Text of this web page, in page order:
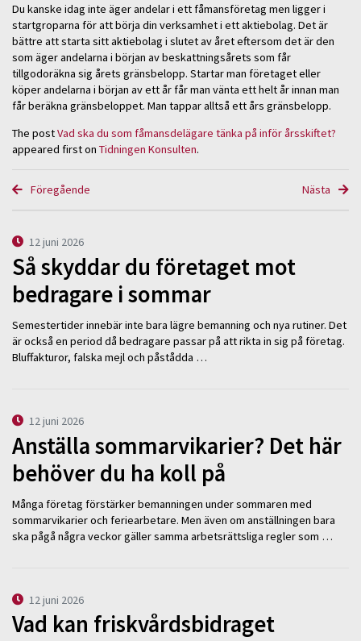
Du kanske idag inte äger andelar i ett fåmansföretag men ligger i
startgroparna för att börja din verksamhet i ett aktiebolag. Det är
bättre att starta sitt aktiebolag i slutet av året eftersom det är den
som äger andelarna i början av beskattningsårets som får
tillgodoräkna sig årets gränsbelopp. Startar man företaget eller
köper andelarna i början av ett år får man vänta ett helt år innan man
får beräkna gränsbeloppet. Man tappar alltså ett års gränsbelopp.
The postVad ska du som fåmansdelägare tänka på inför årsskiftet?
appeared first on Tidningen Konsulten.
Föregående Nästa
12 juni 2026
Så skyddar du företaget mot
bedragare i sommar
Semestertider innebär inte bara lägre bemanning och nya rutiner. Det
är också en period då bedragare passar på att rikta in sig på företag.
Bluffakturor, falska mejl och påstådda …
12 juni 2026
Anställa sommarvikarier? Det här
behöver du ha koll på
Många företag förstärker bemanningen under sommaren med
sommarvikarier och feriearbetare. Men även om anställningen bara
ska pågå några veckor gäller samma arbetsrättsliga regler som …
12 juni 2026
Vad kan friskvårdsbidraget